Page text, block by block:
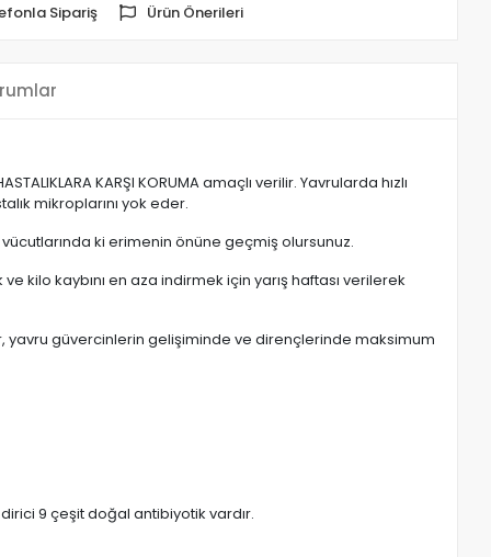
Sipariş Ürün Önerileri
KARŞI KORUMA amaçlı verilir. Yavrularda hızlı
mikroplarını yok eder.
ki erimenin önüne geçmiş olursunuz.
kilo kaybını en aza indirmek için yarış haftası verilerek
yavru güvercinlerin gelişiminde ve dirençlerinde maksimum
9 çeşit doğal antibiyotik vardır.